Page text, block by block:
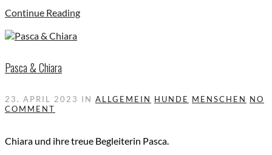
Continue Reading
Pasca & Chiara
23. APRIL 2023 IN ALLGEMEIN HUNDE MENSCHEN NO
COMMENT
Chiara und ihre treue Begleiterin Pasca.